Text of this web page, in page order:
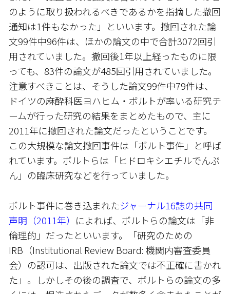
のように取り扱われるべきであるかを指摘した撤回
通知は1件もなかった」といいます。撤回された論
文99件中96件は、ほかの論文の中で合計3072回引
用されていました。撤回後1年以上経ったものに限
っても、83件の論文が485回引用されていました。
注意すべきことは、そうした論文99件中79件は、
ドイツの麻酔科医ヨハヒム・ボルトが率いる研究チ
ームが行った研究の結果をまとめたもので、主に
2011年に撤回された論文だったということです。
この大規模な論文撤回事件は「ボルト事件」と呼ば
れています。ボルトらは「ヒドロキシエチルでんぷ
ん」の臨床研究などを行っていました。
ボルト事件に巻き込まれたジャーナル16誌の共同
声明（2011年） によれば、ボルトらの論文は「非
倫理的」だったといいます。「研究のための
IRB（Institutional Review Board: 機関内審査委員
会）の認可は、出版された論文では不正確に書かれ
た」。しかしその後の調査で、ボルトらの論文の多